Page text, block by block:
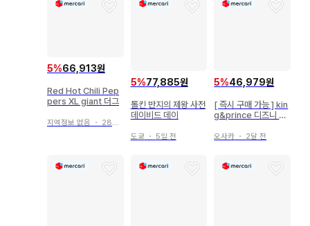
5%66,913원
Red Hot Chili Pep
pers XL giant 더그
지역정보 없음 ・ 28일 전
5%77,885원
톨킨 반지의 제왕 사전
데이비드 데이
도쿄 ・ 5일 전
5%46,979원
[ 즉시 구매 가능 ] kin
g&prince 디즈니 미
오사카 ・ 2달 전